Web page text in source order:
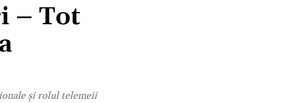
– Tot
și rolul telemeii